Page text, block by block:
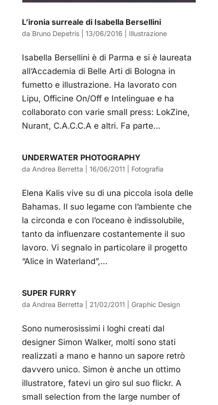
L’ironia surreale di Isabella Bersellini
da Bruno Depetris| 13/06/2016 Illustrazione
Isabella Bersellini è di Parma e si è laureata
all’Accademia di Belle Arti di Bologna in
fumetto e illustrazione. Ha lavorato con
Lipu, Officine On/Off e Intelinguae e ha
collaborato con varie small press: LokZine,
Nurant, C.A.C.C.A e altri. Fa parte...
UNDERWATER PHOTOGRAPHY
da Andrea Berretta 16/06/2011 Fotografia
Elena Kalis vive su di una piccola isola delle
Bahamas. Il suo legame con l’ambiente che
la circonda e con l’oceano è indissolubile,
tanto da influenzare costantemente il suo
lavoro. Vi segnalo in particolare il progetto
“Alice in Waterland”,...
SUPER FURRY
da Andrea Berretta 21/02/2011 Graphic Design
Sono numerosissimi i loghi creati dal
designer Simon Walker, molti sono stati
realizzati a mano e hanno un sapore retrò
davvero unico. Simon è anche un ottimo
illustratore, fatevi un giro sul suo flickr. A
small selection from the large number of